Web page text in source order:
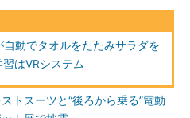
動でタオルをたたみサラダを
はVRシステム
トスーツと“後ろから乗る”電動